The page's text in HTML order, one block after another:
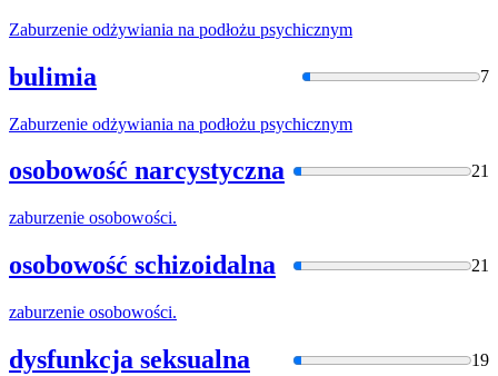
Zaburzenie odżywiania na podłożu psychicznym
bulimia 7
Zaburzenie odżywiania na podłożu psychicznym
osobowość narcystyczna 21
zaburzenie osobowości.
osobowość schizoidalna 21
zaburzenie osobowości.
dysfunkcja seksualna 19